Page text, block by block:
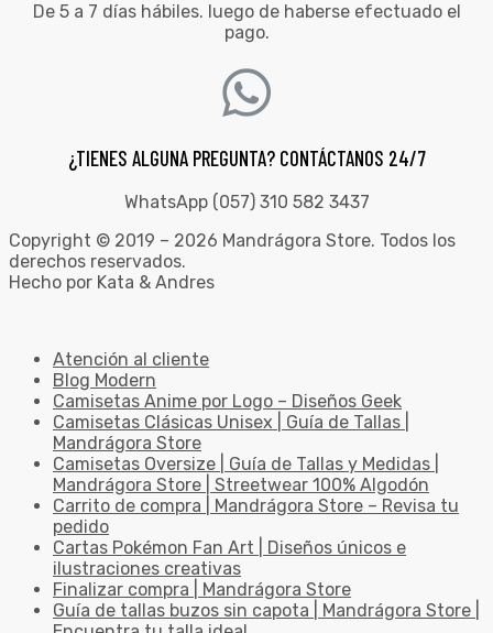
De 5 a 7 días hábiles. luego de haberse efectuado el
pago.
¿TIENES ALGUNA PREGUNTA? CONTÁCTANOS 24/7
WhatsApp (057) 310 582 3437
Copyright © 2019 – 2026 Mandrágora Store. Todos los
derechos reservados.
Hecho por Kata & Andres
Atención al cliente
Blog Modern
Camisetas Anime por Logo – Diseños Geek
Camisetas Clásicas Unisex | Guía de Tallas |
Mandrágora Store
Camisetas Oversize | Guía de Tallas y Medidas |
Mandrágora Store | Streetwear 100% Algodón
Carrito de compra | Mandrágora Store – Revisa tu
pedido
Cartas Pokémon Fan Art | Diseños únicos e
ilustraciones creativas
Finalizar compra | Mandrágora Store
Guía de tallas buzos sin capota | Mandrágora Store |